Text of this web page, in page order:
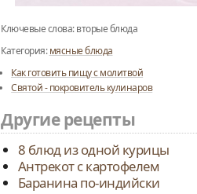
Ключевые слова:вторые блюда
Категория:мясные блюда
Как готовить пищу с молитвой
Святой - покровитель кулинаров
Другие рецепты
8 блюд из одной курицы
Антрекот с картофелем
Баранина по-индийски